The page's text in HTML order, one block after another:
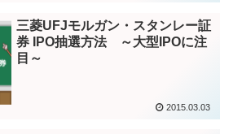
三菱UFJモルガン・スタンレー証
券 IPO抽選方法 ～大型IPOに注
目～
2015.03.03